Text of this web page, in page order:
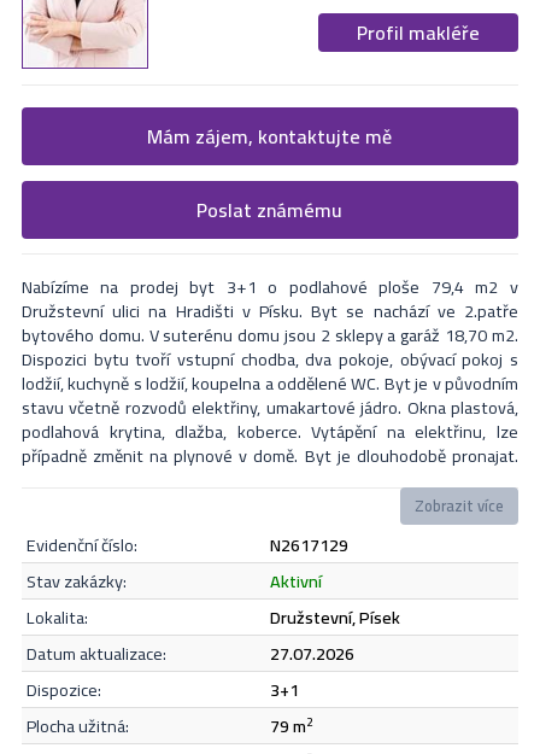
Profil makléře
Žádost o více informací
Vyplňte následující formulář. Upřesněte, co by Vás zajímalo. V
nejbližší Vás naši makléři kontaktují.
Souhlasím sezásadami ochrany osobních údajů.
Mám zájem, kontaktujte mě
Formulář odešle nabídku na uvedený email
Poslat známému
Nabízíme na prodej byt 3+1 o podlahové ploše 79,4 m2 v
Družstevní ulici na Hradišti v Písku. Byt se nachází ve 2.patře
bytového domu. V suterénu domu jsou 2 sklepy a garáž 18,70 m2.
Dispozici bytu tvoří vstupní chodba, dva pokoje, obývací pokoj s
lodžií, kuchyně s lodžií, koupelna a oddělené WC. Byt je v původním
stavu včetně rozvodů elektřiny, umakartové jádro. Okna plastová,
podlahová krytina, dlažba, koberce. Vytápění na elektřinu, lze
případně změnit na plynové v domě. Byt je dlouhodobě pronajat.
Před domem dětské hřiště, v blízkosti školka, obchod, MHD. Více
Zobrazit více
evidenční číslo:
N2617129
stav zakázky:
aktivní
lokalita:
Družstevní, Písek
datum aktualizace:
27.07.2026
dispozice:
3+1
plocha užitná:
79 m2